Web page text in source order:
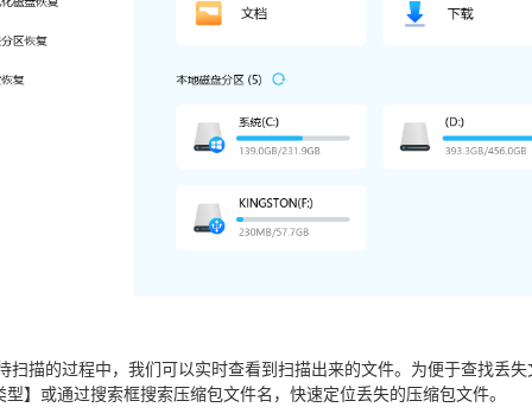
扫描的过程中，我们可以实时查看到扫描出来的文件。为便于查找丢
型】或通过搜索框搜索压缩包文件名，快速定位丢失的压缩包文件。